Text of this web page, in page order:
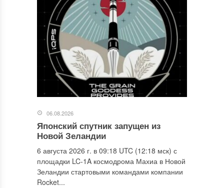
06.08.2026
Японский спутник запущен из
Новой Зеландии
6 августа 2026 г. в 09:18 UTC (12:18 мск) с
площадки LC-1A космодрома Махиа в Новой
Зеландии стартовыми командами компании
Rocket...